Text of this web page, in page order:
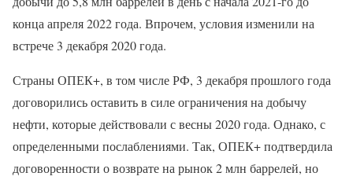
конца апреля 2022 года. Впрочем, условия изменили на
встрече 3 декабря 2020 года.
Страны ОПЕК+, в том числе РФ, 3 декабря прошлого года
договорились оставить в силе ограничения на добычу
нефти, которые действовали с весны 2020 года. Однако, с
определенными послаблениями. Так, ОПЕК+ подтвердила
договоренности о возврате на рынок 2 млн баррелей, но